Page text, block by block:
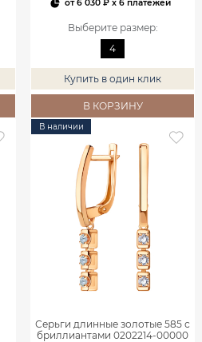
от6 030 ₽x 6 платежей
Выберите размер:
4
Купить в один клик
В КОРЗИНУ
В наличии
Серьги длинные золотые 585 с
бриллиантами 0202214-00000